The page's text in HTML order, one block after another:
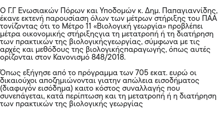
Ο Γ.Γ Ενωσιακών Πόρων και Υποδομών κ. Δημ. Παπαγιαννίδης,
έκανε εκτενή παρουσίαση όλων των μέτρων στήριξης του ΠΑΑ
τονίζοντας ότι το Μέτρο 11 «Βιολογική γεωργία» προβλέπει
μέτρα οικονομικής στήριξηςγια τη μετατροπή ή τη διατήρηση
των πρακτικών της βιολογικήςγεωργίας, σύμφωνα με τις
αρχές και μεθόδους της βιολογικήςπαραγωγής, όπως αυτές
ορίζονται στον Κανονισμό 848/2018.
Όπως εξήγησε από το πρόγραμμα των 705 εκατ. ευρώ οι
δικαιούχοι αποζημιώνονται γιατην απώλεια εισοδήματος
(διαφυγόν εισόδημα) καιτο κόστος συναλλαγής που
συνεπάγεται, κατά περίπτωση και τη μετατροπή ή η διατήρηση
των πρακτικών της βιολογικής γεωργίας